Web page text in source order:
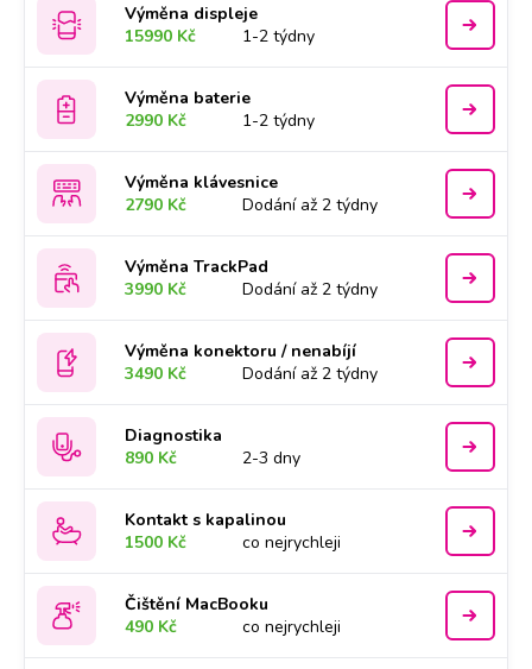
Výměna displeje
15990 Kč
1-2 týdny
Výměna baterie
2990 Kč
1-2 týdny
Výměna klávesnice
2790 Kč
Dodání až 2 týdny
Výměna TrackPad
3990 Kč
Dodání až 2 týdny
Výměna konektoru / nenabíjí
3490 Kč
Dodání až 2 týdny
Diagnostika
890 Kč
2-3 dny
Kontakt s kapalinou
1500 Kč
co nejrychleji
Čištění MacBooku
490 Kč
co nejrychleji